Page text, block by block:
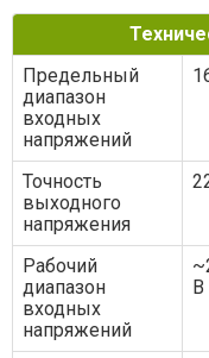
Предельный
диапазон
входных
напряжений
Точность
выходного
напряжения
Рабочий
диапазон
входных
напряжений
В